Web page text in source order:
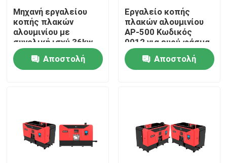
Προϊόντα
Μηχανή εργαλείου
κοπής πλακών
αλουμινίου με
συνολική ισχύ 36kw
και ταχύτητα
σπινθήρα 3950 R.p.m.
Για το κόψιμο
Αποστολή
Εργαλείο κοπής
πλακών αλουμινίου
AP-500 Κωδικός
0012 για ευρύ φάσμα
εφαρμογών
Αποστολή